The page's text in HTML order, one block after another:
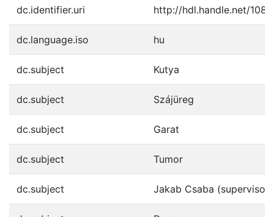
dc.identifier.uri http://hdl.handle.net/
dc.language.iso hu
dc.subject Kutya
dc.subject Szájüreg
dc.subject Garat
dc.subject Tumor
dc.subject Jakab Csaba (supervisor)